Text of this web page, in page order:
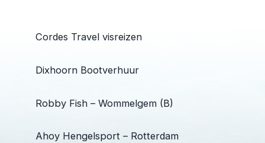
Cordes Travel visreizen
Dixhoorn Bootverhuur
Robby Fish – Wommelgem (B)
Ahoy Hengelsport – Rotterdam